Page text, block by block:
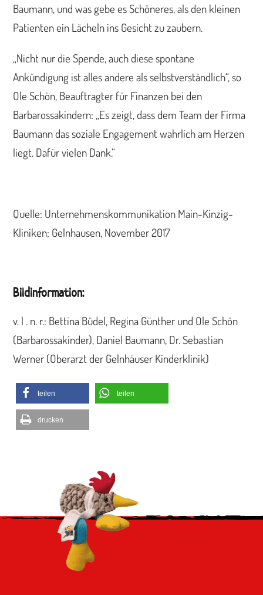
Baumann, und was gebe es Schöneres, als den kleinen
Patienten ein Lächeln ins Gesicht zu zaubern.
„Nicht nur die Spende, auch diese spontane
Ankündigung ist alles andere als selbstverständlich“, so
Ole Schön, Beauftragter für Finanzen bei den
Barbarossakindern: „Es zeigt, dass dem Team der Firma
Baumann das soziale Engagement wahrlich am Herzen
liegt. Dafür vielen Dank.“
Quelle: Unternehmenskommunikation Main-Kinzig-
Kliniken; Gelnhausen, November 2017
Bildinformation:
v. l . n. r.: Bettina Büdel, Regina Günther und Ole Schön
(Barbarossakinder), Daniel Baumann, Dr. Sebastian
Werner (Oberarzt der Gelnhäuser Kinderklinik)
teilen teilen
drucken